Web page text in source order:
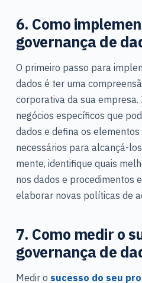
6. Como
governança de
O primeiro passo para
dados é ter uma
corporativa da sua
negócios específicos que
dados e defina os
necessários para alcançá-
mente, identifique quais
nos dados e procedimentos
elaborar novas políticas de
7. Como medir o
governança de
Medir o sucesso do seu